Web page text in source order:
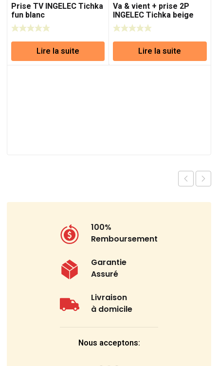
Prise TV INGELEC Tichka
fun blanc
Lire la suite
Va & vient + prise 2P
INGELEC Tichka beige
Lire la suite
100%
Remboursement
Garantie
Assuré
Livraison
à domicile
Nous acceptons: